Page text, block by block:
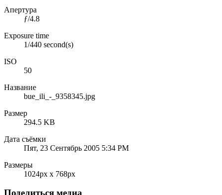
Апертура
ƒ/4.8
Exposure time
1/440 second(s)
ISO
50
Название
bue_ili_-_9358345.jpg
Размер
294.5 KB
Дата съёмки
Пят, 23 Сентябрь 2005 5:34 PM
Размеры
1024px x 768px